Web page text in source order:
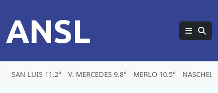
ANSL
SAN LUIS 11.2° V. MERCEDES 9.8° MERLO 10.5° NASCHEL